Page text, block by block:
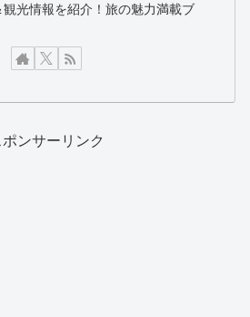
光情報を紹介！旅の魅力満載ブ
ポンサーリンク